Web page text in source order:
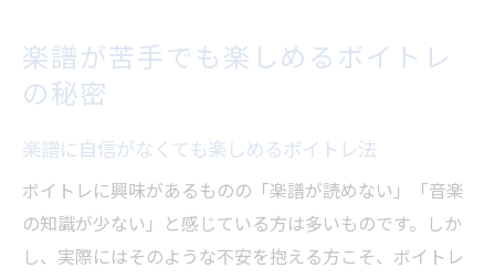
楽譜が苦手でも楽しめるボイトレ
の秘密
楽譜に自信がなくても楽しめるボイトレ法
ボイトレに興味があるものの「楽譜が読めない」「音楽
の知識が少ない」と感じている方は多いものです。しか
し、実際にはそのような不安を抱える方こそ、ボイトレ